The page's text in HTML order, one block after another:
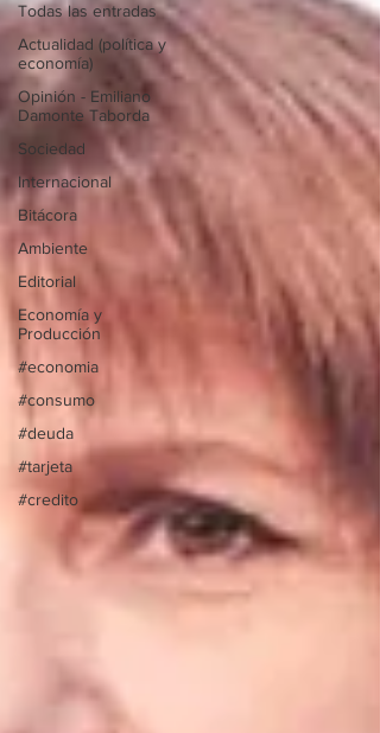
Todas las entradas
Actualidad (política y
economía)
Opinión - Emiliano
Damonte Taborda
Sociedad
Internacional
Bitácora
Ambiente
Editorial
Economía y
Producción
#economia
#consumo
#deuda
#tarjeta
#credito